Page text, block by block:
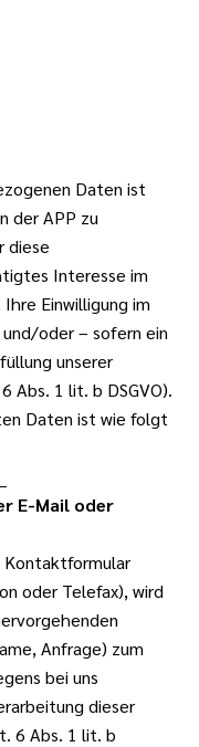
Daten ist
der APP zu
diese
Interesse im
Einwilligung im
und/oder – sofern ein
unserer
Abs. 1 lit. b DSGVO).
Daten ist wie folgt
E-Mail oder
Kontaktformular
oder Telefax), wird
Anfrage) zum
bei uns
dieser
6 Abs. 1 lit. b